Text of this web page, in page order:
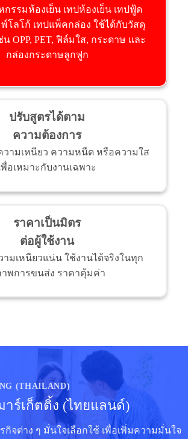
รรมห้องเย็น เทปห้องเย็น เทปฟู้ด
พ์โลโก้ เทปแพ็คกล่อง ใช้ได้กับวัสดุ
OPP, PET, ฟิล์มใส, กระดาษ และ
กล่องกระดาษลูกฟูก
ปรับสูตรได้ตาม
ความต้องการ
วามเหนียว ความหนืด หรือความใส
พื่อเหมาะกับงานเฉพาะ
ราคาเป็นมิตร
ต่อผู้ใช้งาน
มเหนียวแน่น ใช้งานได้จริงในทุก
พการขนส่ง ราคาคุ้มค่า
(THAILAND)
ร์เก็ตติ้ง (ไทยแลนด์)
จต่าง ๆ มั่นใจเลือกใช้ เพื่อเพิ่มความมั่นใจ